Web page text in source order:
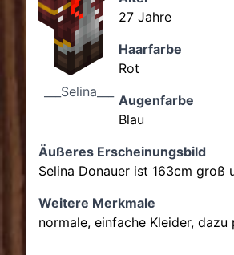
___Selina___
27 Jahre
Haarfarbe
Rot
Augenfarbe
Blau
Äußeres Erscheinungsbild
Selina Donauer ist 163cm groß
Weitere Merkmale
normale, einfache Kleider,